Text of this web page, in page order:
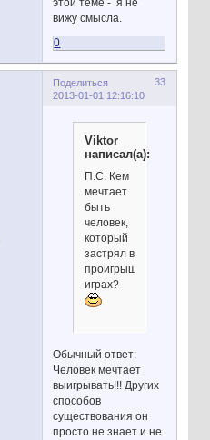
вижу смысла.
0
Поделиться
33
2013-01-01 12:16:10
Viktor
написал(а):
П.С. Кем
мечтает
быть
человек,
который
застрял в
проигрышных
играх?
Обычный ответ:
Человек мечтает
выигрывать!!! Других
способов
существования он
просто не знает и не